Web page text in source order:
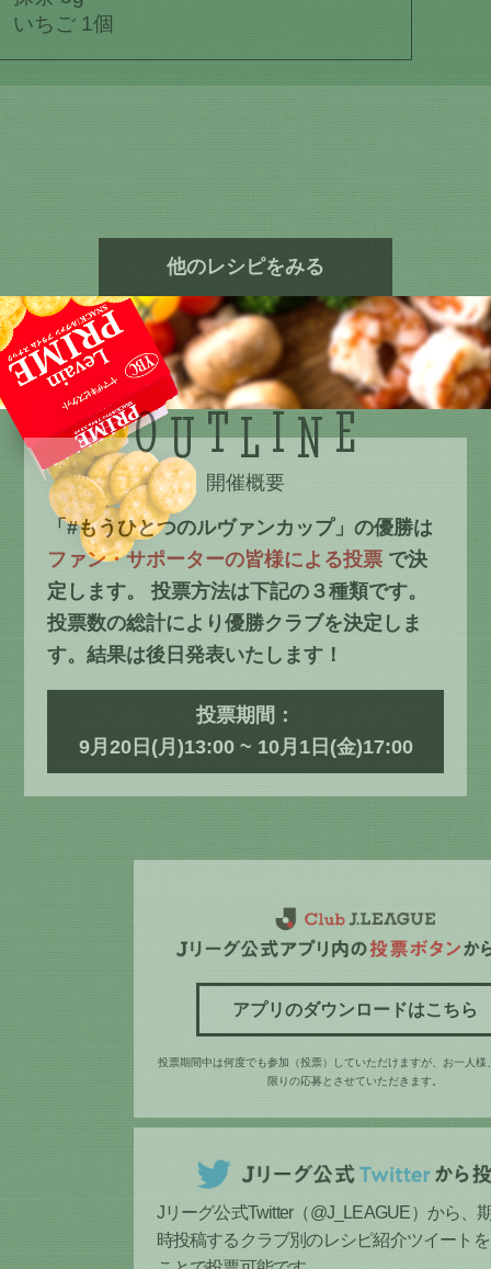
いちご 1個
他のレシピをみる
OUTLINE
開催概要
「#もうひとつのルヴァンカップ」の優勝は
ファン・サポーターの皆様による投票で決
定します。
投票方法は下記の３種類です。
投票数の総計により優勝クラブを決定しま
す。結果は後日発表いたします！
投票期間：
9月20日(月)13:00 ~ 10月1日(金)17:00
アプリのダウンロードはこちら
投票期間中は何度でも参加（投票）していただけますが、お一人様
限りの応募とさせていただきます。
Jリーグ公式Twitter（@J_LEAGUE）から、
時投稿するクラブ別のレシピ紹介ツイート